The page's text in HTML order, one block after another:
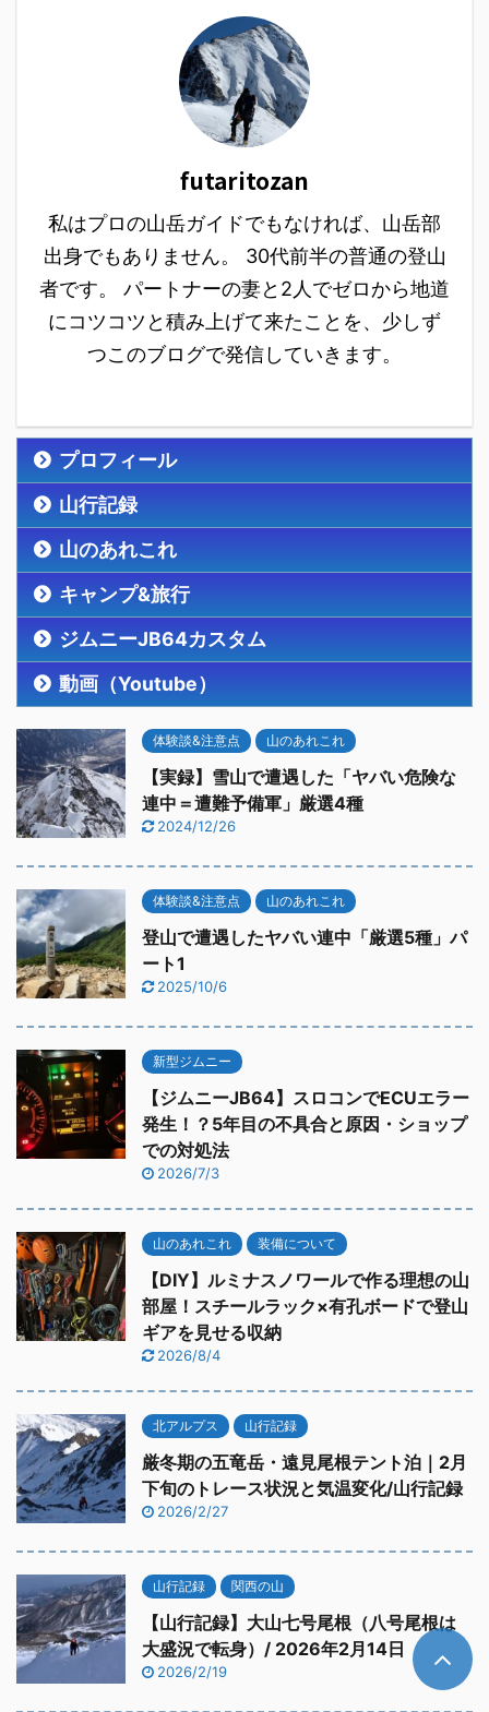
futaritozan
私はプロの山岳ガイドでもなければ、山岳部
出身でもありません。 30代前半の普通の登山
者です。 パートナーの妻と2人でゼロから地道
にコツコツと積み上げて来たことを、少しず
つこのブログで発信していきます。
プロフィール
山行記録
山のあれこれ
キャンプ&旅行
ジムニーJB64カスタム
動画（Youtube）
体験談&注意点 山のあれこれ
【実録】雪山で遭遇した「ヤバい危険な
連中＝遭難予備軍」厳選4種
2024/12/26
体験談&注意点 山のあれこれ
登山で遭遇したヤバい連中「厳選5種」パ
ート1
2025/10/6
新型ジムニー
【ジムニーJB64】スロコンでECUエラー
発生！？5年目の不具合と原因・ショップ
での対処法
2026/7/3
山のあれこれ 装備について
【DIY】ルミナスノワールで作る理想の山
部屋！スチールラック×有孔ボードで登山
ギアを見せる収納
2026/8/4
北アルプス 山行記録
厳冬期の五竜岳・遠見尾根テント泊｜2月
下旬のトレース状況と気温変化/山行記録
2026/2/27
山行記録 関西の山
【山行記録】大山七号尾根（八号尾根は
大盛況で転身）/ 2026年2月14日
2026/2/19